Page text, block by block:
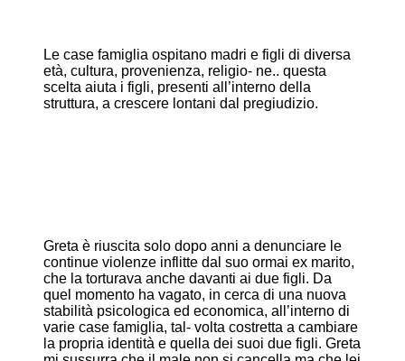
Le case famiglia ospitano madri e figli di diversa
età, cultura, provenienza, religio- ne.. questa
scelta aiuta i figli, presenti all’interno della
struttura, a crescere lontani dal pregiudizio.
Greta è riuscita solo dopo anni a denunciare le
continue violenze inflitte dal suo ormai ex marito,
che la torturava anche davanti ai due figli. Da
quel momento ha vagato, in cerca di una nuova
stabilità psicologica ed economica, all’interno di
varie case famiglia, tal- volta costretta a cambiare
la propria identità e quella dei suoi due figli. Greta